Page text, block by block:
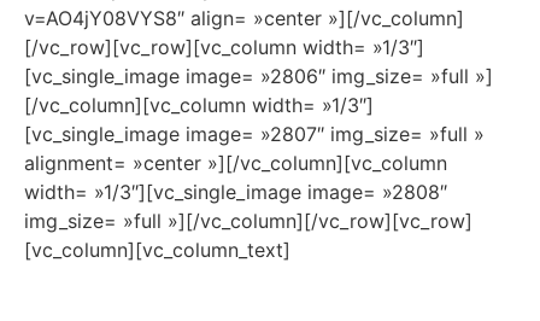
v=AO4jY08VYS8″ align= »center »][/vc_column]
[/vc_row][vc_row][vc_column width= »1/3″]
[vc_single_image image= »2806″ img_size= »full »]
[/vc_column][vc_column width= »1/3″]
[vc_single_image image= »2807″ img_size= »full »
alignment= »center »][/vc_column][vc_column
width= »1/3″][vc_single_image image= »2808″
img_size= »full »][/vc_column][/vc_row][vc_row]
[vc_column][vc_column_text]